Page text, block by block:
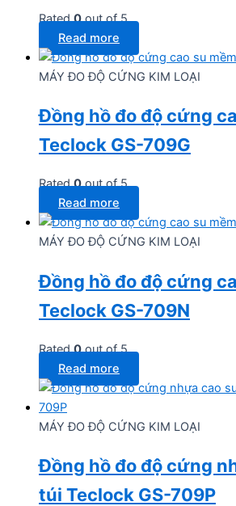
Rated0out of 5
Read more
MÁY ĐO ĐỘ CỨNG KIM LOẠI
Đồng hồ đo độ cứng
Teclock GS-709G
Rated0out of 5
Read more
MÁY ĐO ĐỘ CỨNG KIM LOẠI
Đồng hồ đo độ cứng
Teclock GS-709N
Rated0out of 5
Read more
MÁY ĐO ĐỘ CỨNG KIM LOẠI
Đồng hồ đo độ cứng
túi Teclock GS-709P